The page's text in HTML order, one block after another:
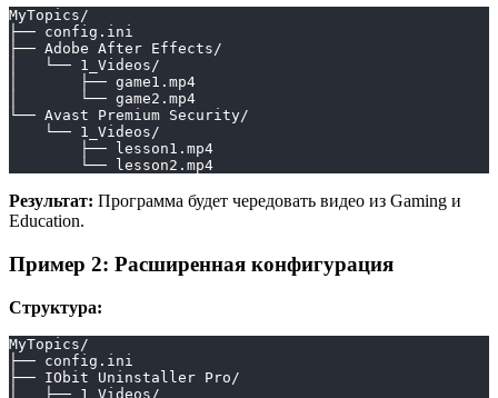
MyTopics/
├── config.ini
├── Adobe After Effects/
│   └── 1_Videos/
│       ├── game1.mp4
│       └── game2.mp4
└── Avast Premium Security/
    └── 1_Videos/
        ├── lesson1.mp4
        └── lesson2.mp4
Результат: Программа будет чередовать видео из Gaming и
Education.
Пример 2: Расширенная конфигурация
Структура:
MyTopics/
├── config.ini
├── IObit Uninstaller Pro/
│   ├── 1_Videos/